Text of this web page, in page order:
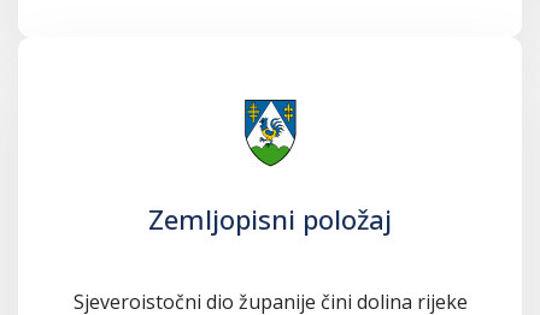
Zemljopisni položaj
Sjeveroistočni dio županije čini dolina rijeke